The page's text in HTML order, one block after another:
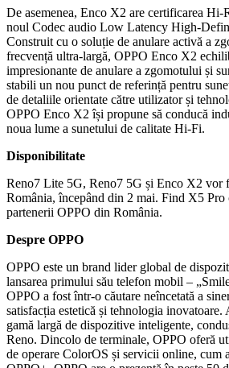
De asemenea, Enco X2 are certificarea Hi-
noul Codec audio Low Latency High-
Construit cu o soluție de anulare activă a
frecvență ultra-largă, OPPO Enco X2
impresionante de anulare a zgomotului și
stabili un nou punct de referință pentru
de detaliile orientate către utilizator și
OPPO Enco X2 își propune să conducă
noua lume a sunetului de calitate Hi-Fi.
Disponibilitate
Reno7 Lite 5G, Reno7 5G și Enco X2 vor
România, începând din 2 mai. Find X5 Pro
partenerii OPPO din România.
Despre OPPO
OPPO este un brand lider global de
lansarea primului său telefon mobil –
OPPO a fost într-o căutare neîncetată a
satisfacția estetică și tehnologia
gamă largă de dispozitive inteligente,
Reno. Dincolo de terminale, OPPO oferă
de operare ColorOS și servicii online, cum